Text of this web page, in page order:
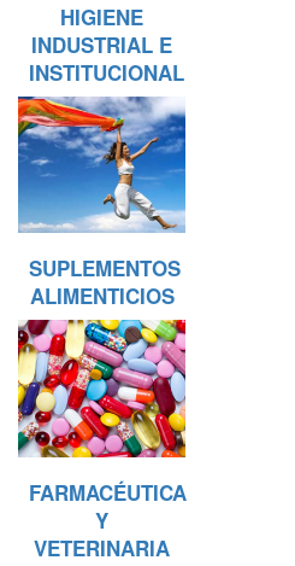
HIGIENE
INDUSTRIAL E
INSTITUCIONAL
SUPLEMENTOS
ALIMENTICIOS
FARMACÉUTICA
Y
VETERINARIA